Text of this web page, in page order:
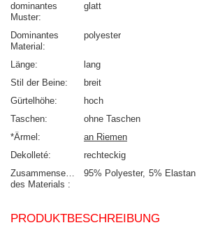
dominantes
Muster
glatt
Dominantes
Material
polyester
Länge
lang
Stil der Beine
breit
Gürtelhöhe
hoch
Taschen
ohne Taschen
*Ärmel
an Riemen
Dekolleté
rechteckig
Zusammensetzung
des Materials
95% Polyester 5% Elastan
PRODUKTBESCHREIBUNG